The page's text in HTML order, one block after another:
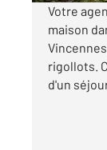
Votre
maison
rigollots.
d'un